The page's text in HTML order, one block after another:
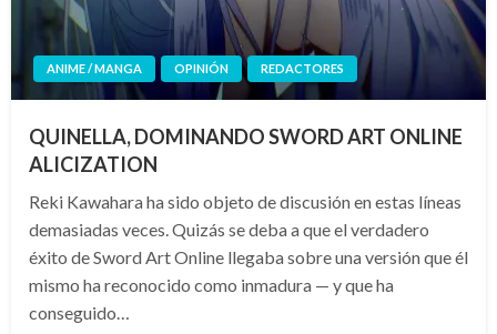
ANIME / MANGA OPINIÓN REDACTORES
QUINELLA, DOMINANDO SWORD ART ONLINE
ALICIZATION
Reki Kawahara ha sido objeto de discusión en estas líneas
demasiadas veces. Quizás se deba a que el verdadero
éxito de Sword Art Online llegaba sobre una versión que él
mismo ha reconocido como inmadura — y que ha
conseguido…